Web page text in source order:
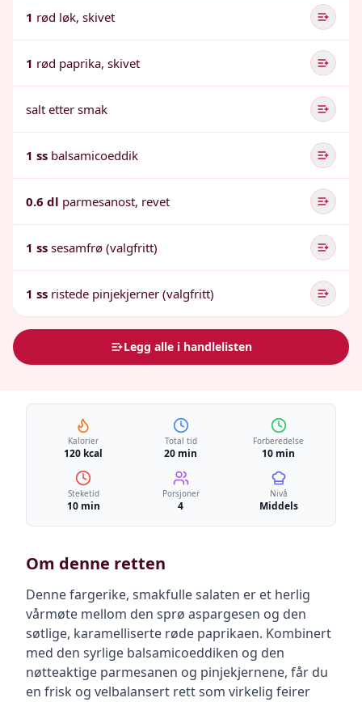
1 rød løk, skivet
1 rød paprika, skivet
salt etter smak
1 ss balsamicoeddik
0.6 dl parmesanost, revet
1 ss sesamfrø (valgfritt)
1 ss ristede pinjekjerner (valgfritt)
Legg alle i handlelisten
Kalorier
120 kcal
Total tid
20 min
Forberedelse
10 min
Steketid
10 min
Porsjoner
4
Nivå
Middels
Om denne retten
Denne fargerike, smakfulle salaten er et herlig
vårmøte mellom den sprø aspargesen og den
søtlige, karamelliserte røde paprikaen. Kombinert
med den syrlige balsamicoeddiken og den
nøtteaktige parmesanen og pinjekjernene, får du
en frisk og velbalansert rett som virkelig feirer